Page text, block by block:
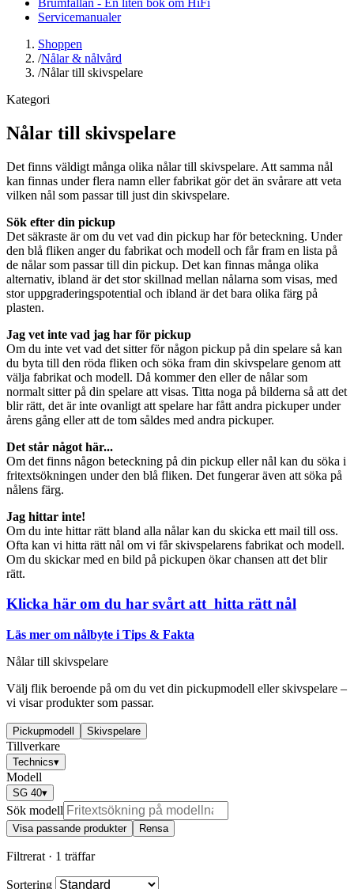
Servicemanualer
Shoppen
/Nålar & nålvård
/Nålar till skivspelare
Kategori
Nålar till skivspelare
Det finns väldigt många olika nålar till skivspelare. Att samma nål
kan finnas under flera namn eller fabrikat gör det än svårare att veta
vilken nål som passar till just din skivspelare.
Sök efter din pickup
Det säkraste är om du vet vad din pickup har för beteckning. Under
den blå fliken anger du fabrikat och modell och får fram en lista på
de nålar som passar till din pickup. Det kan finnas många olika
alternativ, ibland är det stor skillnad mellan nålarna som visas, med
stor uppgraderingspotential och ibland är det bara olika färg på
plasten.
Jag vet inte vad jag har för pickup
Om du inte vet vad det sitter för någon pickup på din spelare så kan
du byta till den röda fliken och söka fram din skivspelare genom att
välja fabrikat och modell. Då kommer den eller de nålar som
normalt sitter på din spelare att visas. Titta noga på bilderna så att det
blir rätt, det är inte ovanligt att spelare har fått andra pickuper under
årens gång eller att de tom såldes med andra pickuper.
Det står något här...
Om det finns någon beteckning på din pickup eller nål kan du söka i
fritextsökningen under den blå fliken. Det fungerar även att söka på
nålens färg.
Jag hittar inte!
Om du inte hittar rätt bland alla nålar kan du skicka ett mail till oss.
Ofta kan vi hitta rätt nål om vi får skivspelarens fabrikat och modell.
Om du skickar med en bild på pickupen ökar chansen att det blir
rätt.
Klicka här om du har svårt att hitta rätt nål
Läs mer om nålbyte i Tips & Fakta
Nålar till skivspelare
Välj flik beroende på om du vet din pickupmodell eller skivspelare –
vi visar produkter som passar.
Pickupmodell Skivspelare
Tillverkare
Technics▾
Modell
SG 40▾
Sök modell
Visa passande produkter Rensa
Filtrerat · 1 träffar
Sortering